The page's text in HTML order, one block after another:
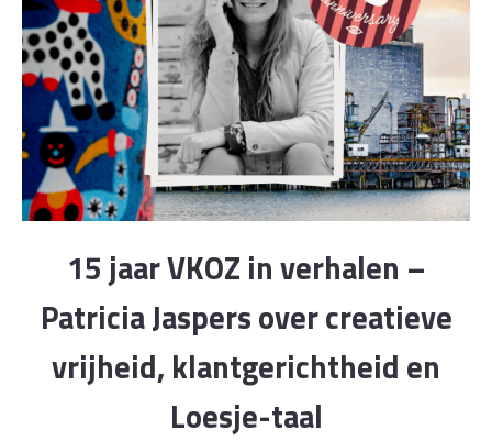
15 jaar VKOZ in verhalen –
Patricia Jaspers over creatieve
vrijheid, klantgerichtheid en
Loesje-taal